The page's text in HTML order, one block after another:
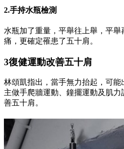
2.手持水瓶檢測
水瓶加了重量，平舉往上舉，平
痛，更確定罹患了五十肩。
3復健運動改善五十肩
林頌凱指出，當手無力抬起，可
主做手爬牆運動、鐘擺運動及肌
善五十肩。